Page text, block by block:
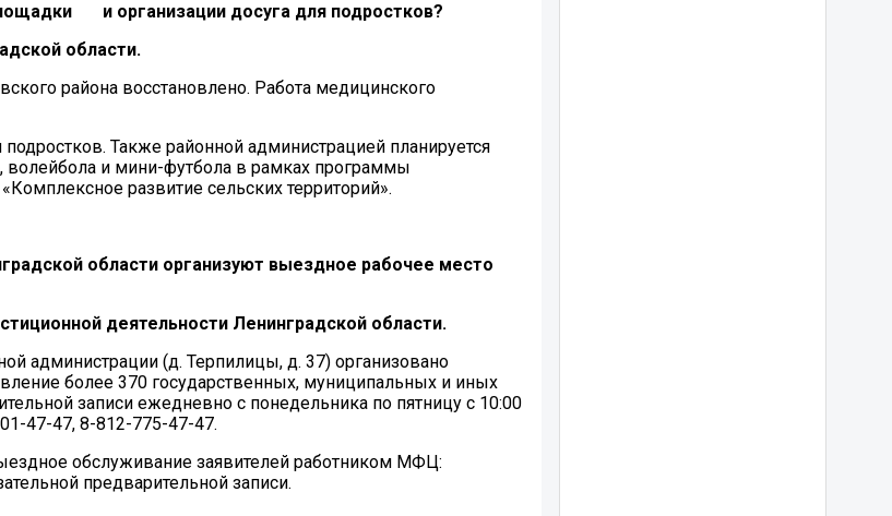
и организации досуга для подростков?
области.
района восстановлено. Работа медицинского
Также районной администрацией планируется
волейбола и мини-футбола в рамках программы
развитие сельских территорий».
области организуют выездное рабочее место
деятельности Ленинградской области.
администрации (д. Терпилицы, д. 37) организовано
более 370 государственных, муниципальных и иных
записи ежедневно с понедельника по пятницу с 10:00
47-47, 8-812-775-47-47.
обслуживание заявителей работником МФЦ:
предварительной записи.